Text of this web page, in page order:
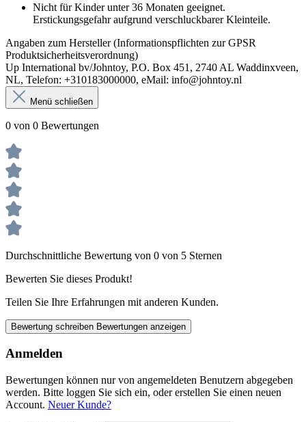
Nicht für Kinder unter 36 Monaten geeignet.
Erstickungsgefahr aufgrund verschluckbarer Kleinteile.
Angaben zum Hersteller (Informationspflichten zur GPSR
Produktsicherheitsverordnung)
Up International bv/Johntoy, P.O. Box 451, 2740 AL Waddinxveen,
NL, Telefon: +310183000000, eMail: info@johntoy.nl
Menü schließen
0 von 0 Bewertungen
Durchschnittliche Bewertung von 0 von 5 Sternen
Bewerten Sie dieses Produkt!
Teilen Sie Ihre Erfahrungen mit anderen Kunden.
Bewertung schreiben Bewertungen anzeigen
Anmelden
Bewertungen können nur von angemeldeten Benutzern abgegeben
werden. Bitte loggen Sie sich ein, oder erstellen Sie einen neuen
Account. Neuer Kunde?